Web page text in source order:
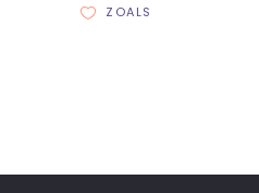
ZOALS